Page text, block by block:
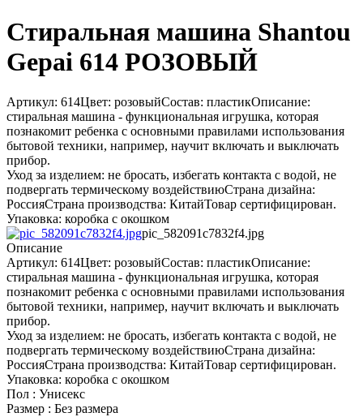
Стиральная машина Shantou
Gepai 614 РОЗОВЫЙ
Артикул: 614Цвет: розовыйСостав: пластикОписание:
стиральная машина - функциональная игрушка, которая
познакомит ребенка с основными правилами использования
бытовой техники, например, научит включать и выключать
прибор.
Уход за изделием: не бросать, избегать контакта с водой, не
подвергать термическому воздействиюСтрана дизайна:
РоссияСтрана производства: КитайТовар сертифицирован.
Упаковка: коробка с окошком
pic_582091c7832f4.jpg
Описание
Артикул: 614Цвет: розовыйСостав: пластикОписание:
стиральная машина - функциональная игрушка, которая
познакомит ребенка с основными правилами использования
бытовой техники, например, научит включать и выключать
прибор.
Уход за изделием: не бросать, избегать контакта с водой, не
подвергать термическому воздействиюСтрана дизайна:
РоссияСтрана производства: КитайТовар сертифицирован.
Упаковка: коробка с окошком
Пол : Унисекс
Размер : Без размера